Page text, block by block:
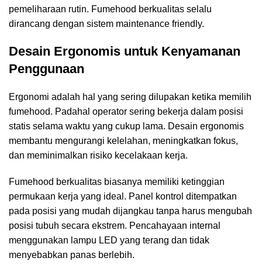
pemeliharaan rutin. Fumehood berkualitas selalu
dirancang dengan sistem maintenance friendly.
Desain Ergonomis untuk Kenyamanan
Penggunaan
Ergonomi adalah hal yang sering dilupakan ketika memilih
fumehood. Padahal operator sering bekerja dalam posisi
statis selama waktu yang cukup lama. Desain ergonomis
membantu mengurangi kelelahan, meningkatkan fokus,
dan meminimalkan risiko kecelakaan kerja.
Fumehood berkualitas biasanya memiliki ketinggian
permukaan kerja yang ideal. Panel kontrol ditempatkan
pada posisi yang mudah dijangkau tanpa harus mengubah
posisi tubuh secara ekstrem. Pencahayaan internal
menggunakan lampu LED yang terang dan tidak
menyebabkan panas berlebih.